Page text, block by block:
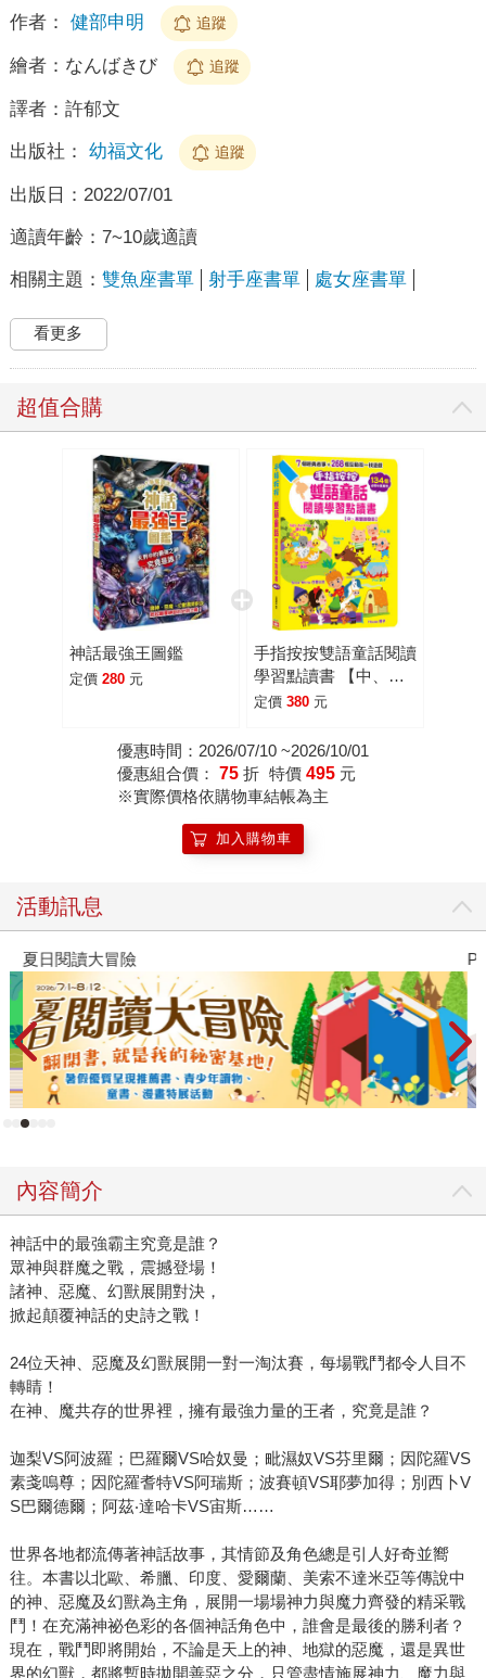
作者： 健部申明 追蹤
繪者： なんばきび 追蹤
譯者： 許郁文
出版社： 幼福文化 追蹤
出版日： 2022/07/01
適讀年齡： 7~10歲適讀
相關主題： 雙魚座書單 射手座書單 處女座書單
看更多
超值合購
神話最強王圖鑑
定價 280 元
手指按按雙語童話閱讀
學習點讀書 【中、英
雙語發音】
定價 380 元
優惠時間：2026/07/10 ~2026/10/01
優惠組合價： 75 折 特價 495 元
※實際價格依購物車結帳為主
加入購物車
活動訊息
夏日閱讀大冒險
內容簡介
神話中的最強霸主究竟是誰？
眾神與群魔之戰，震撼登場！
諸神、惡魔、幻獸展開對決，
掀起顛覆神話的史詩之戰！
24位天神、惡魔及幻獸展開一對一淘汰賽，每場戰鬥都令人目不
轉睛！
在神、魔共存的世界裡，擁有最強力量的王者，究竟是誰？
迦梨VS阿波羅；巴羅爾VS哈奴曼；毗濕奴VS芬里爾；因陀羅VS
素戔嗚尊；因陀羅耆特VS阿瑞斯；波賽頓VS耶夢加得；別西卜V
S巴爾德爾；阿茲‧達哈卡VS宙斯……
世界各地都流傳著神話故事，其情節及角色總是引人好奇並嚮
往。本書以北歐、希臘、印度、愛爾蘭、美索不達米亞等傳說中
的神、惡魔及幻獸為主角，展開一場場神力與魔力齊發的精采戰
鬥！在充滿神祕色彩的各個神話角色中，誰會是最後的勝利者？
現在，戰鬥即將開始，不論是天上的神、地獄的惡魔，還是異世
界的幻獸，都將暫時拋開善惡之分，只管盡情施展神力、魔力與